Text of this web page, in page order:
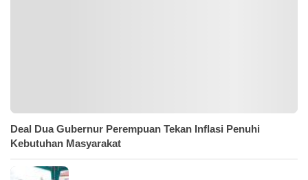
Deal Dua Gubernur Perempuan Tekan Inflasi Penuhi
Kebutuhan Masyarakat